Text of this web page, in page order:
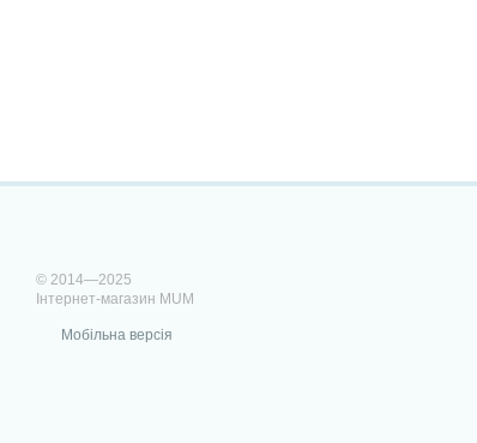
© 2014—2025
Інтернет-магазин MUM
Мобільна версія